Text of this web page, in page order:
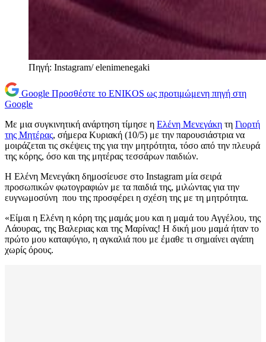
Πηγή: Instagram/ elenimenegaki
Google Προσθέστε το ENIKOS ως προτιμώμενη πηγή στη
Google
Με μια συγκινητική ανάρτηση τίμησε η Ελένη Μενεγάκη τη Γιορτή
της Μητέρας, σήμερα Κυριακή (10/5) με την παρουσιάστρια να
μοιράζεται τις σκέψεις της για την μητρότητα, τόσο από την πλευρά
της κόρης, όσο και της μητέρας τεσσάρων παιδιών.
Η Ελένη Μενεγάκη δημοσίευσε στο Instagram μία σειρά
προσωπικών φωτογραφιών με τα παιδιά της, μιλώντας για την
ευγνωμοσύνη που της προσφέρει η σχέση της με τη μητρότητα.
«Είμαι η Ελένη η κόρη της μαμάς μου και η μαμά του Αγγέλου, της
Λάουρας, της Βαλεριας και της Μαρίνας! Η δική μου μαμά ήταν το
πρώτο μου καταφύγιο, η αγκαλιά που με έμαθε τι σημαίνει αγάπη
χωρίς όρους.